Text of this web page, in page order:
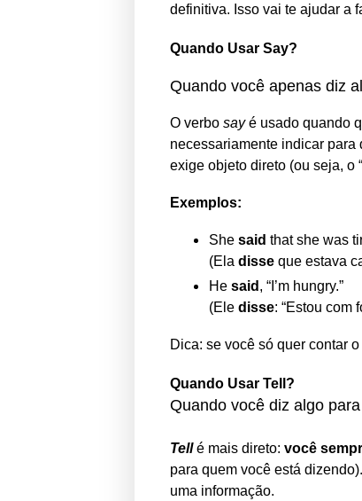
definitiva. Isso vai te ajudar a
Quando Usar Say?
Quando você apenas diz
O verbo sayé usado quando
necessariamente indicar
exige objeto direto (ou seja, o
Exemplos:
She said that she was
(Ela disse que estava
He said , “I’m hungry.”
(Ele disse: “Estou com
Dica: se você só quer contar
Quando Usar Tell?
Quando você diz algo
Tell é mais direto: você
para quem você está
uma informação.